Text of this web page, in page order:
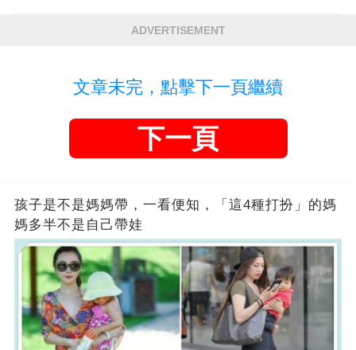
ADVERTISEMENT
文章未完，點擊下一頁繼續
下一頁
孩子是不是媽媽帶，一看便知，「這4種打扮」的媽
媽多半不是自己帶娃